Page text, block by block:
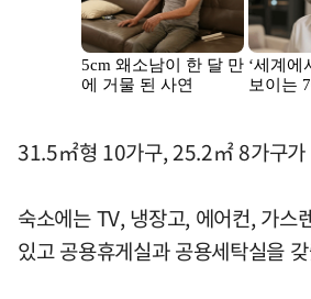
31.5㎡형 10가구, 25.2㎡ 8가구가
숙소에는 TV, 냉장고, 에어컨, 가스
있고 공용휴게실과 공용세탁실을